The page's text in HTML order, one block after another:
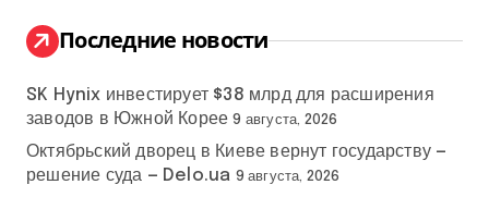
:
Последние новости
SK Hynix инвестирует $38 млрд для расширения
заводов в Южной Корее 9 августа, 2026
Октябрьский дворец в Киеве вернут государству —
решение суда — Delo.ua 9 августа, 2026